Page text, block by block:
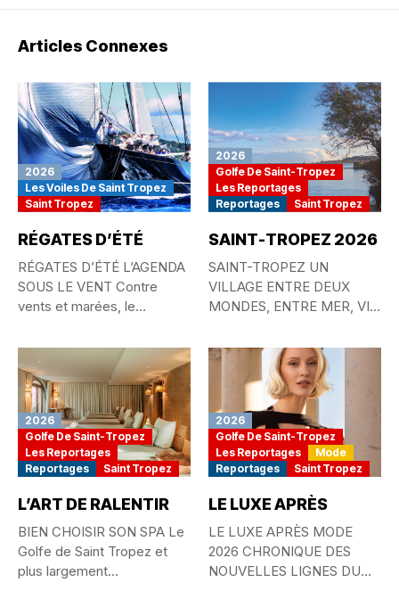
Articles Connexes
2026
Les Voiles De Saint Tropez
Saint Tropez
RÉGATES D’ÉTÉ
RÉGATES D’ÉTÉ L’AGENDA
SOUS LE VENT Contre
vents et marées, le
2026
Golfe De Saint-Tropez
Les Reportages
Reportages
Saint Tropez
SAINT-TROPEZ 2026
SAINT-TROPEZ UN
VILLAGE ENTRE DEUX
MONDES, ENTRE MER, VIE
MYTHE...
2026
Golfe De Saint-Tropez
Les Reportages
Reportages
Saint Tropez
L’ART DE RALENTIR
BIEN CHOISIR SON SPA Le
Golfe de Saint Tropez et
plus largement...
2026
Golfe De Saint-Tropez
Les Reportages
Mode
Reportages
Saint Tropez
LE LUXE APRÈS
LE LUXE APRÈS MODE
2026 CHRONIQUE DES
NOUVELLES LIGNES DU